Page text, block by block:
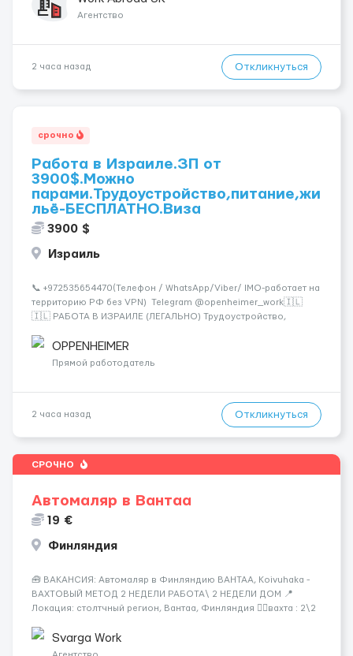
Агентство
2 часа назад Откликнуться
срочно
Работа в Израиле.ЗП от
3900$.Можно
парами.Трудоустройство,питание,жи
льё-БЕСПЛАТНО.Виза
3900 $
Израиль
📞 +972535654470(Телефон / WhatsApp/Viber/ IMO-работает на
территорию РФ без VPN) Telegram @openheimer_work🇮🇱
🇮🇱 РАБОТА В ИЗРАИЛЕ (ЛЕГАЛЬНО) Трудоустройство,
развитой и цивилизованной стране? Хотите получать досто...
OPPENHEIMER
Прямой работодатель
2 часа назад Откликнуться
СРОЧНО
Автомаляр в Вантаа
19 €
Финляндия
🧰 ВАКАНСИЯ: Автомаляр в Финляндию ВАНТАА, Koivuhaka -
ВАХТОВЫЙ МЕТОД 2 НЕДЕЛИ РАБОТА\ 2 НЕДЕЛИ ДОМ 📍
Локация: столтчный регион, Вантаа, Финляндия 👌🏻вахта : 2\2
час брутто 🏠 Жильё: предоставляется БЕСПЛАТНО 📞
Контакт: +3725672...
Svarga Work